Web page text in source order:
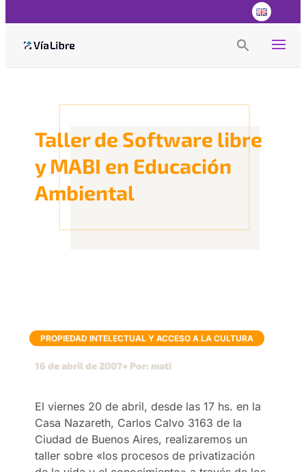
Search Button
Taller de Software libre
y MABI en Educación
Ambiental
PROPIEDAD INTELECTUAL Y ACCESO A LA CULTURA
16 de abril de 2007● Por: mati
El viernes 20 de abril, desde las 17 hs. en la
Casa Nazareth, Carlos Calvo 3163 de la
Ciudad de Buenos Aires, realizaremos un
taller sobre «los procesos de privatización